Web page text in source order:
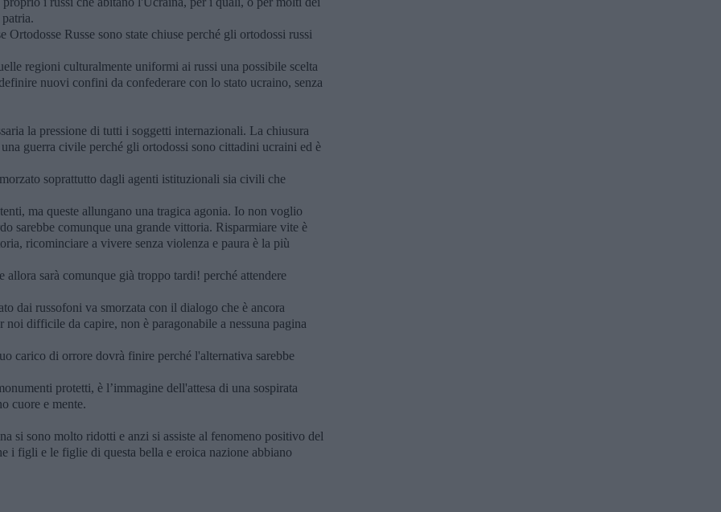
Russe sono state chiuse perché gli ortodossi russi
regioni culturalmente uniformi ai russi una possibile scelta
nuovi confini da confederare con lo stato ucraino, senza
la pressione di tutti i soggetti internazionali. La chiusura
guerra civile perché gli ortodossi sono cittadini ucraini ed è
soprattutto dagli agenti istituzionali sia civili che
ma queste allungano una tragica agonia. Io non voglio
sarebbe comunque una grande vittoria. Risparmiare vite è
ricominciare a vivere senza violenza e paura è la più
sarà comunque già troppo tardi! perché attendere
dai russofoni va smorzata con il dialogo che è ancora
difficile da capire, non è paragonabile a nessuna pagina
carico di orrore dovrà finire perché l'alternativa sarebbe
protetti, è l’immagine dell'attesa di una sospirata
cuore e mente.
si sono molto ridotti e anzi si assiste al fenomeno positivo del
i figli e le figlie di questa bella e eroica nazione abbiano